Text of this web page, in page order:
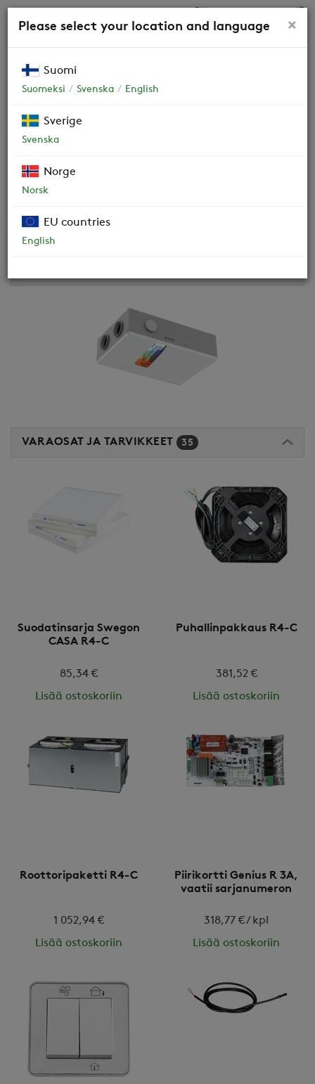
Swegon CASA R4-C Genius
sisällä olevasta tyyppikilvestä.
VIDEOT
VARAOSAT JA TARVIKKEET 35
Suodatinsarja Swegon
CASA R4-C
85,34 €
Lisää ostoskoriin
Puhallinpakkaus R4-C
381,52 €
Lisää ostoskoriin
Roottoripaketti R4-C
1 052,94 €
Lisää ostoskoriin
Piirikortti Genius R 3A,
vaatii sarjanumeron
318,77 € / kpl
Lisää ostoskoriin
×
Please select your location and language
Suomi
Suomeksi Svenska English
Sverige
Svenska
Norge
Norsk
EU countries
English